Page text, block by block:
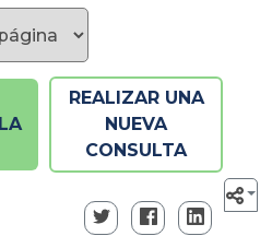
REALIZAR UNA
NUEVA
CONSULTA